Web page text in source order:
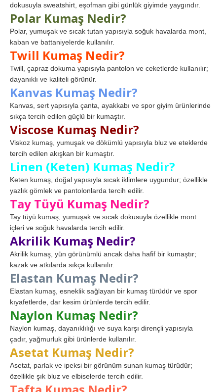
dokusuyla sweatshirt, eşofman gibi günlük giyimde yaygındır.
Polar Kumaş Nedir?
Polar, yumuşak ve sıcak tutan yapısıyla soğuk havalarda mont,
kaban ve battaniyelerde kullanılır.
Twill Kumaş Nedir?
Twill, çapraz dokuma yapısıyla pantolon ve ceketlerde kullanılır;
dayanıklı ve kaliteli görünür.
Kanvas Kumaş Nedir?
Kanvas, sert yapısıyla çanta, ayakkabı ve spor giyim ürünlerinde
sıkça tercih edilen güçlü bir kumaştır.
Viscose Kumaş Nedir?
Viskoz kumaş, yumuşak ve dökümlü yapısıyla bluz ve eteklerde
tercih edilen akışkan bir kumaştır.
Linen (Keten) Kumaş Nedir?
Keten kumaş, doğal yapısıyla sıcak iklimlere uygundur; özellikle
yazlık gömlek ve pantolonlarda tercih edilir.
Tay Tüyü Kumaş Nedir?
Tay tüyü kumaş, yumuşak ve sıcak dokusuyla özellikle mont
içleri ve soğuk havalarda tercih edilir.
Akrilik Kumaş Nedir?
Akrilik kumaş, yün görünümlü ancak daha hafif bir kumaştır;
kazak ve atkılarda sıkça kullanılır.
Elastan Kumaş Nedir?
Elastan kumaş, esneklik sağlayan bir kumaş türüdür ve spor
kıyafetlerde, dar kesim ürünlerde tercih edilir.
Naylon Kumaş Nedir?
Naylon kumaş, dayanıklılığı ve suya karşı dirençli yapısıyla
çadır, yağmurluk gibi ürünlerde kullanılır.
Asetat Kumaş Nedir?
Asetat, parlak ve ipeksi bir görünüm sunan kumaş türüdür;
özellikle şık bluz ve elbiselerde tercih edilir.